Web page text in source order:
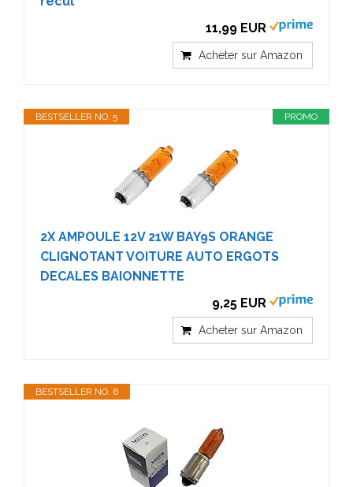
11,99 EUR
Acheter sur Amazon
PROMO
BESTSELLER NO. 5
2X AMPOULE 12V 21W BAY9S ORANGE
CLIGNOTANT VOITURE AUTO ERGOTS
DECALES BAIONNETTE
9,25 EUR
Acheter sur Amazon
BESTSELLER NO. 6